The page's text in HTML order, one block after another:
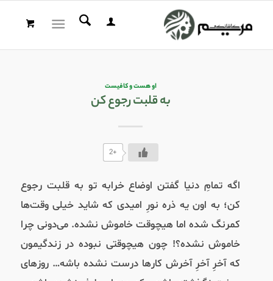
او هست و کافیست
به قلبت رجوع کن
+2
اگه تمامِ دنیا گفتن اوضاع خرابه تو به قلبت رجوع
کن؛ به اون یه ذره نورِ امیدی که شاید خیلی وقت‌ها
کمرنگ شده اما هیچوقت خاموش نشده. می‌دونی چرا
خاموش نشده؟! چون هیچوقتی نبوده در زندگیمون
که آخرِ آخرِ آخرش کارها درست نشده باشه… روزهای